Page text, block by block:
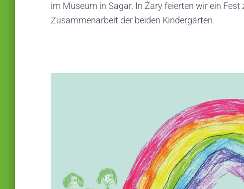
im Museum in Sagar. In Żary feierten wir ein
Zusammenarbeit der beiden Kindergärten.